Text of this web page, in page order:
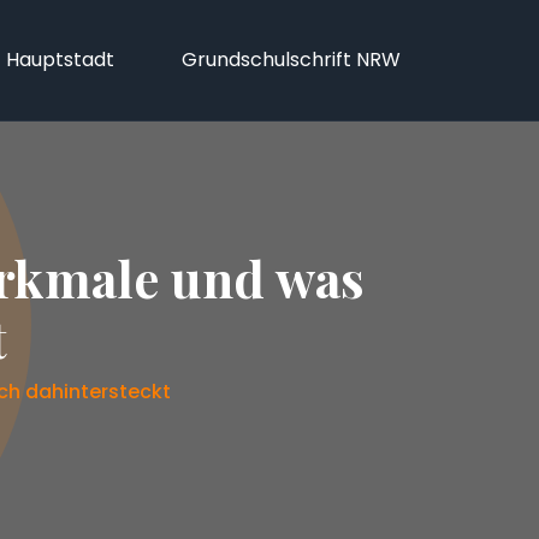
Hauptstadt Grundschulschrift NRW
und was
dahintersteckt